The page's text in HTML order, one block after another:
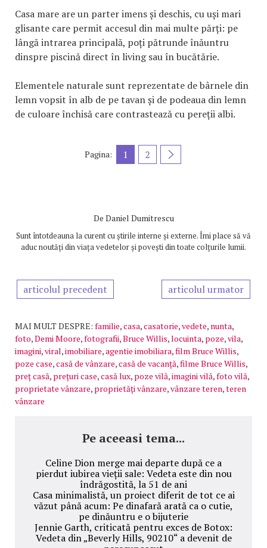
Casa mare are un parter imens și deschis, cu uși mari
glisante care permit accesul din mai multe părți: pe
lângă intrarea principală, poți pătrunde înăuntru
dinspre piscină direct în living sau în bucătărie.
Elementele naturale sunt reprezentate de bârnele din
lemn vopsit în alb de pe tavan și de podeaua din lemn
de culoare închisă care contrastează cu pereții albi.
Pagina: 1 2
De Daniel Dumitrescu
Sunt întotdeauna la curent cu știrile interne și externe. Îmi place să vă
aduc noutăți din viața vedetelor și povești din toate colțurile lumii.
articolul precedent articolul urmator
MAI MULT DESPRE: familie,casa,casatorie,vedete, nunta,
foto,Demi Moore,fotografii,Bruce Willis,locuinta, poze,vila,
imagini,viral,imobiliare,agentie imobiliara,film Bruce Willis,
poze case,casă de vânzare,casă de vacanță,filme Bruce Willis,
preț casă, prețuri case,casă lux, poze vilă,imagini vilă,foto vilă,
proprietate vânzare, proprietăți vânzare,vânzare teren,teren
vânzare
Pe aceeasi tema...
Celine Dion merge mai departe după ce a
pierdut iubirea vieții sale: Vedeta este din nou
îndrăgostită, la 51 de ani
Casa minimalistă, un proiect diferit de tot ce ai
văzut până acum: Pe dinafară arată ca o cutie,
pe dinăuntru e o bijuterie
Jennie Garth, criticată pentru exces de Botox:
Vedeta din „Beverly Hills, 90210“ a devenit de